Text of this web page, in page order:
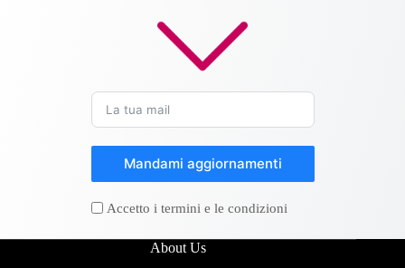
Mandami aggiornamenti
Accetto i termini e le condizioni
About Us